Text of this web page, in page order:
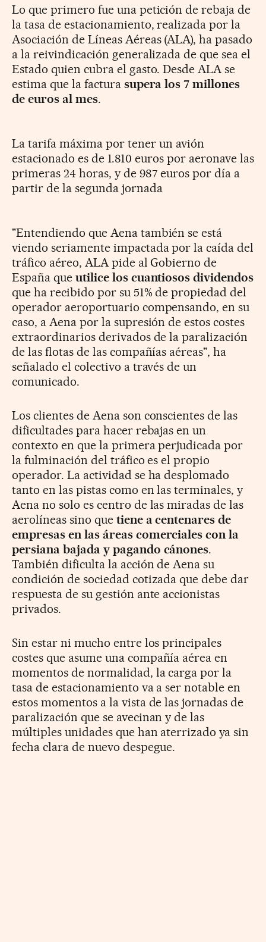
Lo que primero fue una petición de rebaja de
la tasa de estacionamiento, realizada por la
Asociación de Líneas Aéreas (ALA), ha pasado
a la reivindicación generalizada de que sea el
Estado quien cubra el gasto. Desde ALA se
estima que la factura supera los 7 millones
de euros al mes.
La tarifa máxima por tener un avión
estacionado es de 1.810 euros por aeronave las
primeras 24 horas, y de 987 euros por día a
partir de la segunda jornada
"Entendiendo que Aena también se está
viendo seriamente impactada por la caída del
tráfico aéreo, ALA pide al Gobierno de
España que utilice los cuantiosos dividendos
que ha recibido por su 51% de propiedad del
operador aeroportuario compensando, en su
caso, a Aena por la supresión de estos costes
extraordinarios derivados de la paralización
de las flotas de las compañías aéreas", ha
señalado el colectivo a través de un
comunicado.
Los clientes de Aena son conscientes de las
dificultades para hacer rebajas en un
contexto en que la primera perjudicada por
la fulminación del tráfico es el propio
operador. La actividad se ha desplomado
tanto en las pistas como en las terminales, y
Aena no solo es centro de las miradas de las
aerolíneas sino que tiene a centenares de
empresas en las áreas comerciales con la
persiana bajada y pagando cánones.
También dificulta la acción de Aena su
condición de sociedad cotizada que debe dar
respuesta de su gestión ante accionistas
privados.
Sin estar ni mucho entre los principales
costes que asume una compañía aérea en
momentos de normalidad, la carga por la
tasa de estacionamiento va a ser notable en
estos momentos a la vista de las jornadas de
paralización que se avecinan y de las
múltiples unidades que han aterrizado ya sin
fecha clara de nuevo despegue.